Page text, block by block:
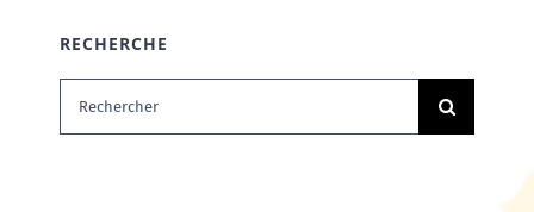
RECHERCHE
Rechercher: